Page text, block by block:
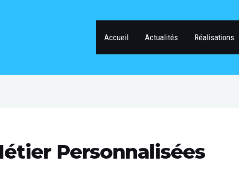
Accueil Actualités Réalisations
Personnalisées